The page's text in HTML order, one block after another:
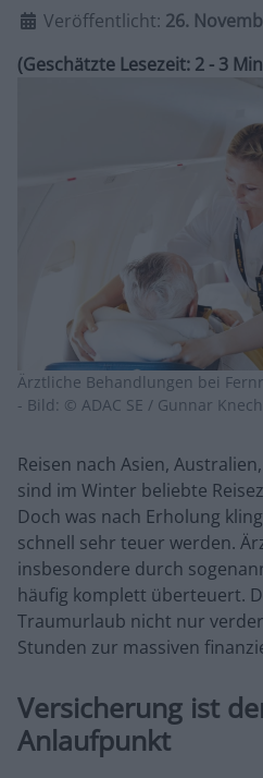
Veröffentlicht: 26.
(Geschätzte Lesezeit: 2 - 3
Ärztliche Behandlungen bei
- Bild: © ADAC SE / Gunnar
Reisen nach Asien,
sind im Winter beliebte
Doch was nach Erholung
schnell sehr teuer werden.
insbesondere durch
häufig komplett überteuert.
Traumurlaub nicht nur
Stunden zur massiven
Versicherung ist
Anlaufpunkt